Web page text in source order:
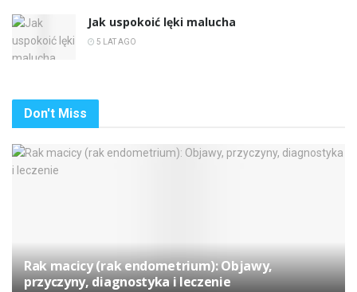
Jak uspokoić lęki malucha
5 LAT AGO
Don't Miss
Rak macicy (rak endometrium): Objawy,
przyczyny, diagnostyka i leczenie